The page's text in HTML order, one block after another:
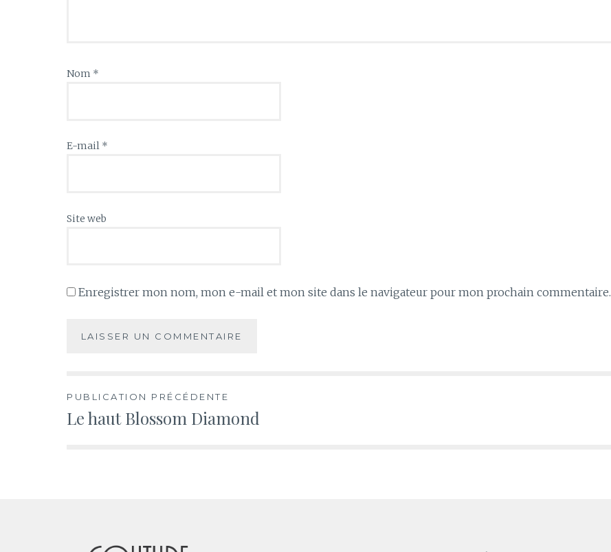
Nom *
E-mail *
Site web
Enregistrer mon nom, mon e-mail et mon site dans le navigateur pour mon prochain commentaire.
Navigation
PUBLICATION PRÉCÉDENTE
Le haut Blossom Diamond